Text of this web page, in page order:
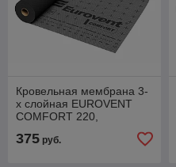
Кровельная мембрана 3-
х слойная EUROVENT
COMFORT 220,
375 руб.